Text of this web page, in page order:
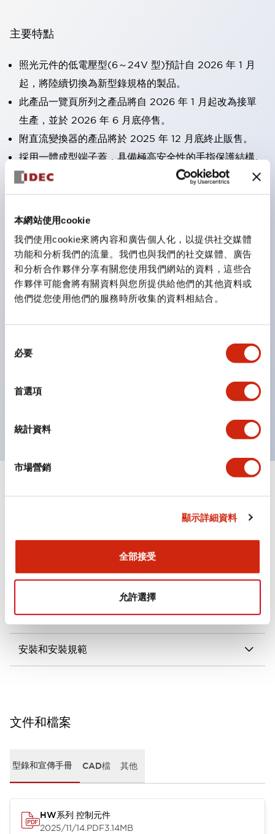
本網站使用cookie
我們使用cookie來將內容和廣告個人化，以提供社交媒體
功能和分析我們的流量。我們也與我們的社交媒體、廣告
和分析合作夥伴分享有關您使用我們網站的資料，這些合
作夥伴可能會將有關資料與您所提供給他們的其他資料或
他們從您使用他們的服務時所收集的資料相結合。
必要
首選項
統計資料
市場營銷
顯示詳細資料
全部接受
允許選擇
主要特點
照光元件的低電壓型(6～24V 型)預計自 2026 年 1 月
起，將陸續切換為新型錄規格的製品。
此產品一覽頁所列之產品將自 2026 年 1 月起改為接單
生產，並於 2026 年 6 月底停售。
附直流變換器的產品將於 2025 年 12 月底終止販售。
採用一體成型端子蓋，具備極高安全性的手指保護結構。
接點部採用自清潔滾動接觸方式，維持穩定導通性能。
防護結構可防止水或油從面板前方滲入：IP65（僅雙按
鈕開關為 IP40）。
三種功能集結於一顆開關。
完整支援全球各地需求的多種電壓規格。
一顆 LED 燈泡即可呈現六種顏色（LSRD 燈泡）。以往
需分色管理的 LED 燈泡，如今可用單一顆燈泡呈現多種
顏色。
可清楚辨識正方平頭形指示燈的亮燈/熄燈狀態，以及點
符合 ISO 3864-4 安全色規範：在危險或緊急狀況下，
+
電氣規範（額定照明部分）
環境規範
機械規格
安裝和安裝規範
文件和檔案
型錄和宣傳手冊 CAD檔 其他
HW系列 控制元件
2025/11/14.PDF3.14MB